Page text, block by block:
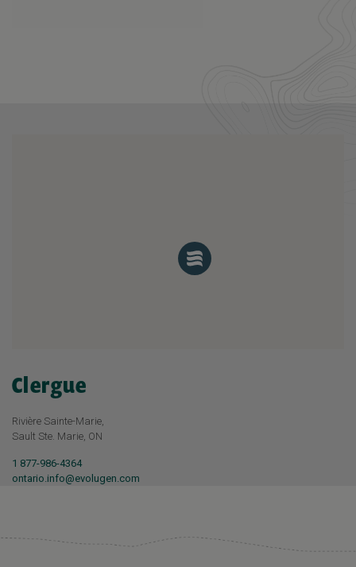
Clergue
Rivière Sainte-Marie,
Sault Ste. Marie, ON
1 877-986-4364
ontario.info@evolugen.com